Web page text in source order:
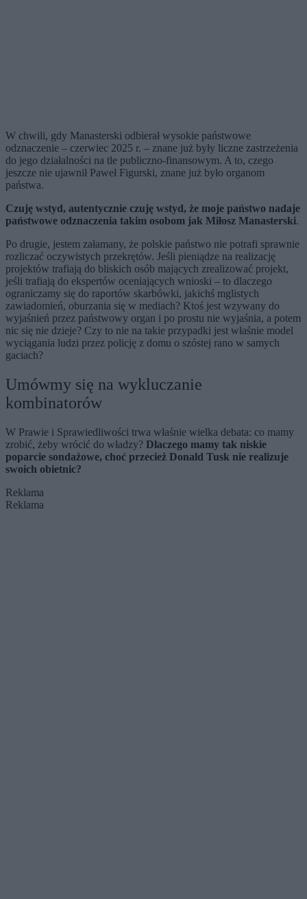
W chwili, gdy Manasterski odbierał wysokie państwowe
odznaczenie – czerwiec 2025 r. – znane już były liczne zastrzeżenia
do jego działalności na tle publiczno-finansowym. A to, czego
jeszcze nie ujawnił Paweł Figurski, znane już było organom
państwa.
Czuję wstyd, autentycznie czuję wstyd, że moje państwo nadaje
państwowe odznaczenia takim osobom jak Miłosz Manasterski.
Po drugie, jestem załamany, że polskie państwo nie potrafi sprawnie
rozliczać oczywistych przekrętów. Jeśli pieniądze na realizację
projektów trafiają do bliskich osób mających zrealizować projekt,
jeśli trafiają do ekspertów oceniających wnioski – to dlaczego
ograniczamy się do raportów skarbówki, jakichś mglistych
zawiadomień, oburzania się w mediach? Ktoś jest wzywany do
wyjaśnień przez państwowy organ i po prostu nie wyjaśnia, a potem
nic się nie dzieje? Czy to nie na takie przypadki jest właśnie model
wyciągania ludzi przez policję z domu o szóstej rano w samych
gaciach?
Umówmy się na wykluczanie
kombinatorów
W Prawie i Sprawiedliwości trwa właśnie wielka debata: co mamy
zrobić, żeby wrócić do władzy? Dlaczego mamy tak niskie
poparcie sondażowe, choć przecież Donald Tusk nie realizuje
swoich obietnic?
Reklama
Reklama